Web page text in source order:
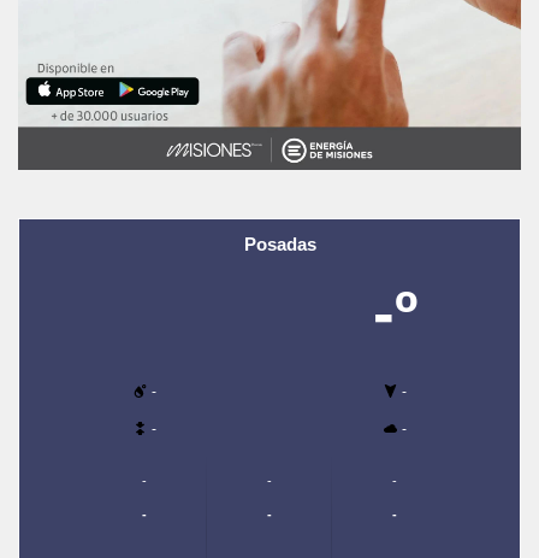
Posadas
-º
- -
- -
-
-
-
-
-
-